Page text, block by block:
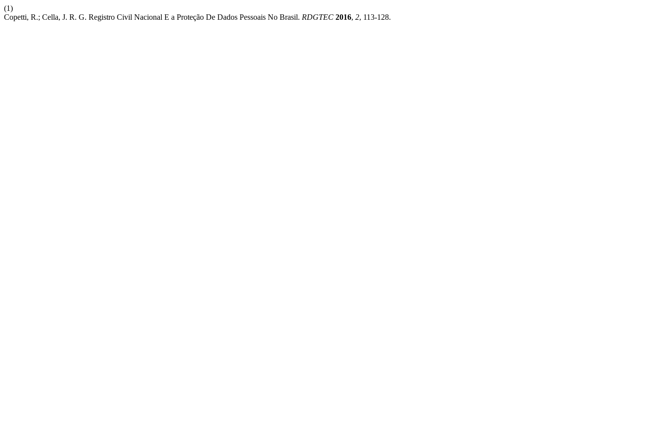
(1)
Copetti, R.; Cella, J. R. G. Registro Civil Nacional E a Proteção De Dados Pessoais No Brasil. RDGTEC 2016, 2, 113-128.